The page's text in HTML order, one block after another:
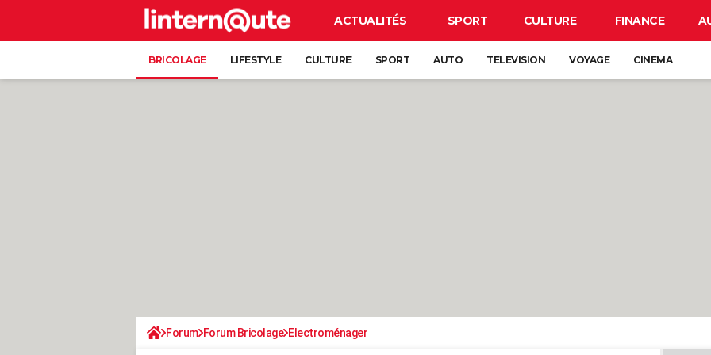
ACTUALITÉS SPORT CULTURE FINANCE
BRICOLAGE LIFESTYLE CULTURE SPORT AUTO TELEVISION VOYAGE CINEMA
Forum Forum Bricolage Electroménager